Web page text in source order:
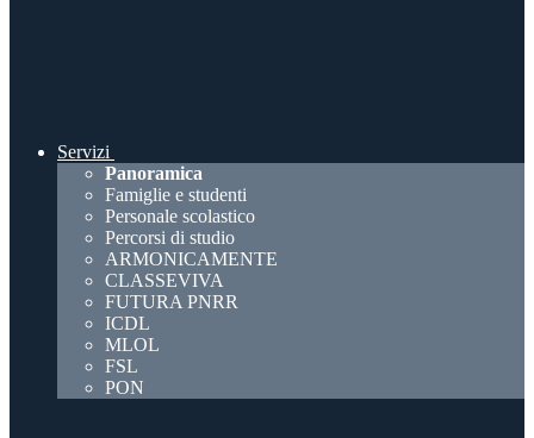
Servizi
Panoramica
Famiglie e studenti
Personale scolastico
Percorsi di studio
ARMONICAMENTE
CLASSEVIVA
FUTURA PNRR
ICDL
MLOL
FSL
PON